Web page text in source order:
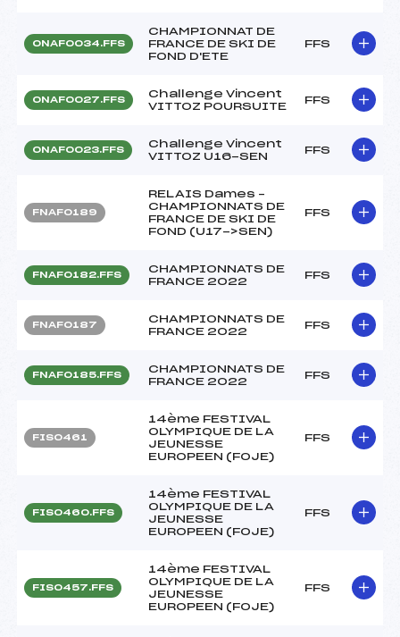
ONAF0034.FFS
CHAMPIONNAT DE
FRANCE DE SKI DE
FOND D'ETE
FFS
ONAF0027.FFS
Challenge Vincent
VITTOZ POURSUITE
FFS
ONAF0023.FFS
Challenge Vincent
VITTOZ U16-SEN
FFS
FNAF0189
RELAIS Dames –
CHAMPIONNATS DE
FRANCE DE SKI DE
FOND (U17->SEN)
FFS
FNAF0182.FFS
CHAMPIONNATS DE
FRANCE 2022
FFS
FNAF0187
CHAMPIONNATS DE
FRANCE 2022
FFS
FNAF0185.FFS
CHAMPIONNATS DE
FRANCE 2022
FFS
FIS0461
14ème FESTIVAL
OLYMPIQUE DE LA
JEUNESSE
EUROPEEN (FOJE)
FFS
FIS0460.FFS
14ème FESTIVAL
OLYMPIQUE DE LA
JEUNESSE
EUROPEEN (FOJE)
FFS
FIS0457.FFS
14ème FESTIVAL
OLYMPIQUE DE LA
JEUNESSE
EUROPEEN (FOJE)
FFS